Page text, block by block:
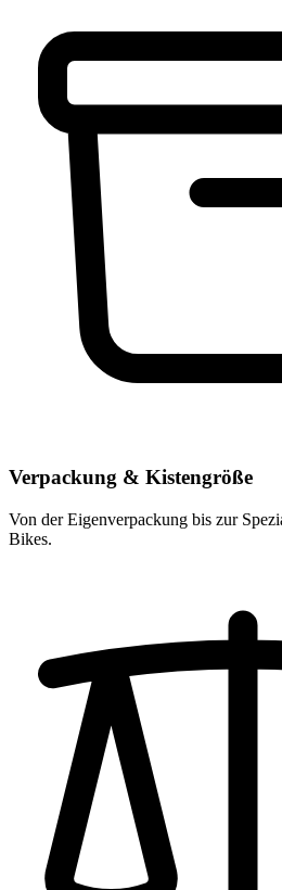
Verpackung & Kistengröße
Von der Eigenverpackung bis zur
Bikes.